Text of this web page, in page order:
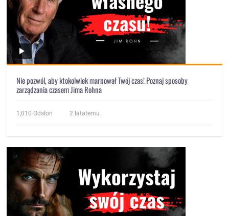
Nie pozwól, aby ktokolwiek marnował Twój czas! Poznaj sposoby
zarządzania czasem Jima Rohna
1,010 Odsłon 2 latatemu